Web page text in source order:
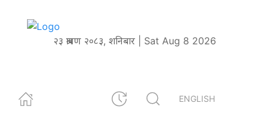
२३ श्रावण २०८३, शनिबार | Sat Aug 8 2026
ENGLISH